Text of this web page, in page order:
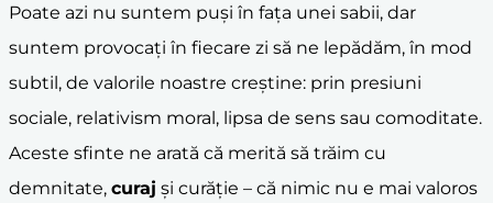
Poate azi nu suntem puși în fața unei sabii, dar
suntem provocați în fiecare zi să ne lepădăm, în mod
subtil, de valorile noastre creștine: prin presiuni
sociale, relativism moral, lipsa de sens sau comoditate.
Aceste sfinte ne arată că merită să trăim cu
demnitate, curaj și curăție – că nimic nu e mai valoros